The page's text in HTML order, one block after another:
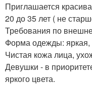
Приглашается
20 до 35 лет ( не
Требования по
Форма одежды: яркая,
Чистая кожа лица,
Девушки - в
яркого цвета.